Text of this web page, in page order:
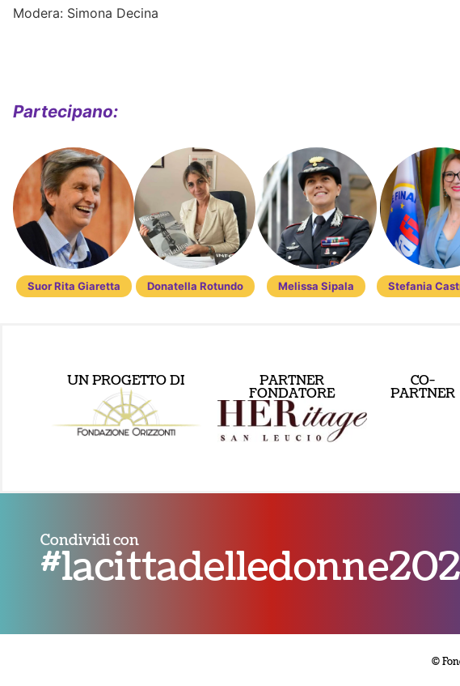
Modera: Simona Decina
Partecipano:
Suor Rita Giaretta Donatella Rotundo Melissa Sipala Stefania
UN PROGETTO DI PARTNER
FONDATORE
CO-
PARTNER
Condividi con
©